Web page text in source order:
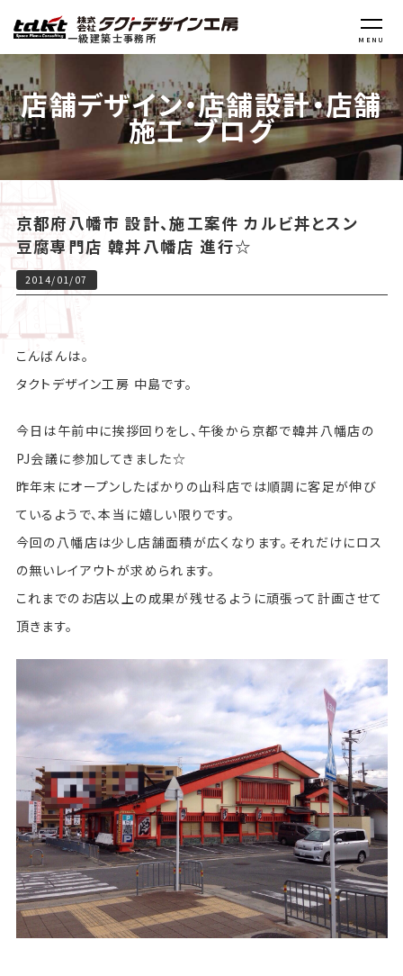
一級建築士事務所 MENU
店舗デザイン・店舗設計・店舗
施工 ブログ
京都府八幡市 設計、施工案件 カルビ丼とスン
豆腐専門店 韓丼八幡店 進行☆
2014/01/07
こんばんは。
タクトデザイン工房 中島です。
今日は午前中に挨拶回りをし、午後から京都で韓丼八幡店の
PJ会議に参加してきました☆
昨年末にオープンしたばかりの山科店では順調に客足が伸び
ているようで、本当に嬉しい限りです。
今回の八幡店は少し店舗面積が広くなります。それだけにロス
の無いレイアウトが求められます。
これまでのお店以上の成果が残せるように頑張って計画させて
頂きます。